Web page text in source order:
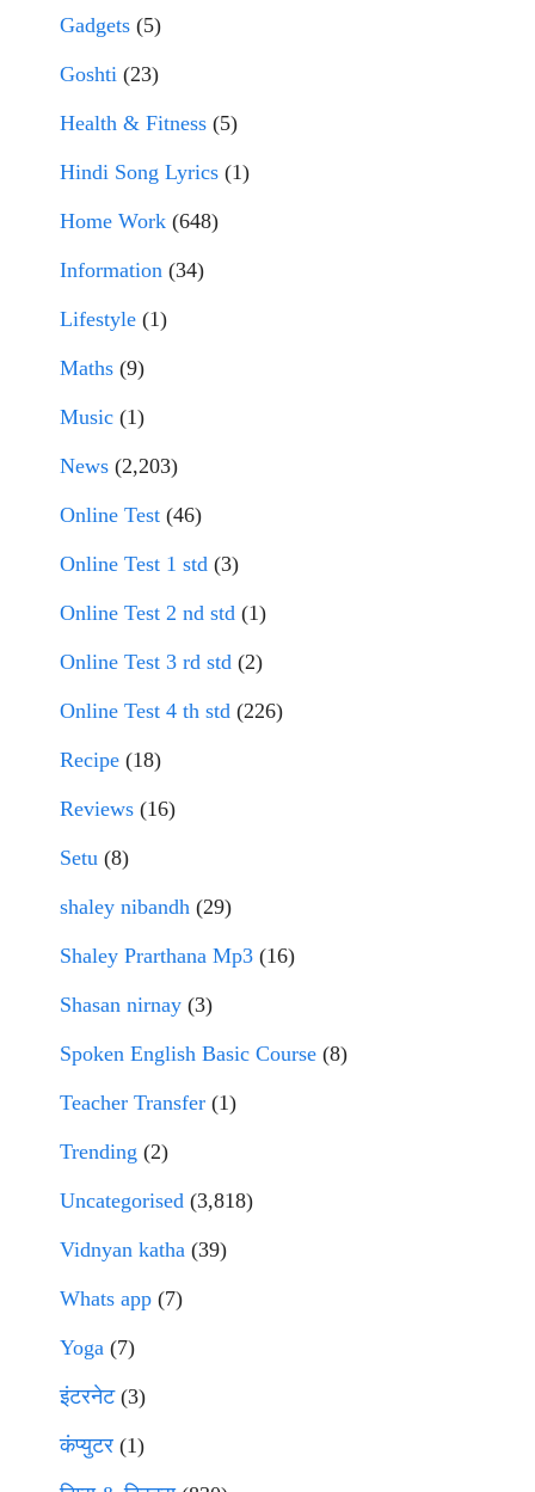
Gadgets (5)
Goshti (23)
Health & Fitness (5)
Hindi Song Lyrics (1)
Home Work (648)
Information (34)
Lifestyle (1)
Maths (9)
Music (1)
News (2,203)
Online Test (46)
Online Test 1 std (3)
Online Test 2 nd std (1)
Online Test 3 rd std (2)
Online Test 4 th std (226)
Recipe (18)
Reviews (16)
Setu (8)
shaley nibandh (29)
Shaley Prarthana Mp3 (16)
Shasan nirnay (3)
Spoken English Basic Course (8)
Teacher Transfer (1)
Trending (2)
Uncategorised (3,818)
Vidnyan katha (39)
Whats app (7)
Yoga (7)
इंटरनेट(3)
कंप्युटर (1)